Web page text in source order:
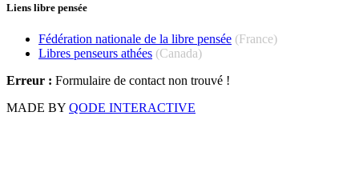
Liens libre pensée
Fédération nationale de la libre pensée (France)
Libres penseurs athées (Canada)
Erreur : Formulaire de contact non trouvé !
MADE BY QODE INTERACTIVE